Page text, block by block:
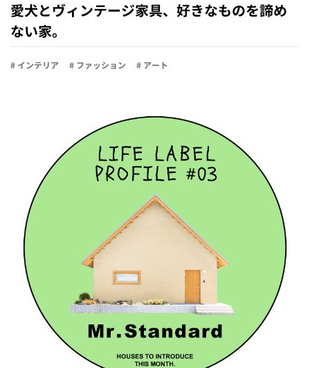
愛犬とヴィンテージ家具、好きなものを諦め
ない家。
# インテリア # ファッション # アート